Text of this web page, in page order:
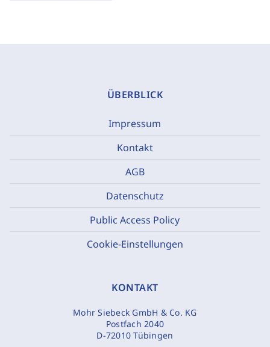
ÜBERBLICK
Impressum
Kontakt
AGB
Datenschutz
Public Access Policy
Cookie-Einstellungen
KONTAKT
Mohr Siebeck GmbH & Co. KG
Postfach 2040
D-72010 Tübingen